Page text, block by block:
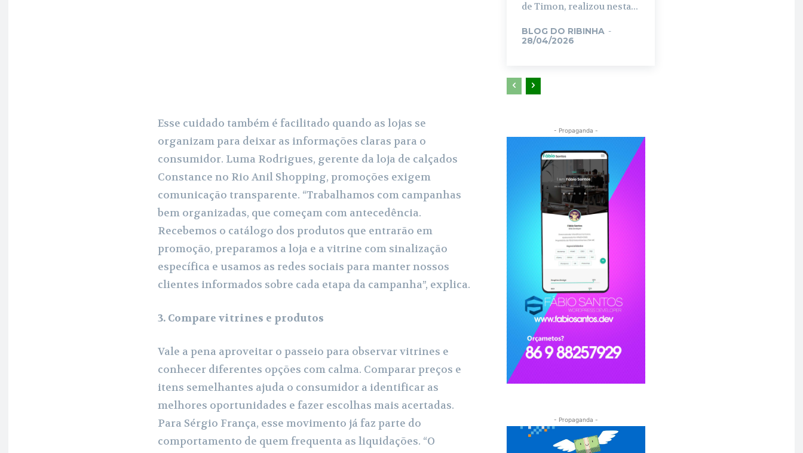
Esse cuidado também é facilitado quando as lojas se
organizam para deixar as informações claras para o
consumidor. Luma Rodrigues, gerente da loja de calçados
Constance no Rio Anil Shopping, promoções exigem
comunicação transparente. “Trabalhamos com campanhas
bem organizadas, que começam com antecedência.
Recebemos o catálogo dos produtos que entrarão em
promoção, preparamos a loja e a vitrine com sinalização
específica e usamos as redes sociais para manter nossos
clientes informados sobre cada etapa da campanha”, explica.
3. Compare vitrines e produtos
Vale a pena aproveitar o passeio para observar vitrines e
conhecer diferentes opções com calma. Comparar preços e
itens semelhantes ajuda o consumidor a identificar as
melhores oportunidades e fazer escolhas mais acertadas.
Para Sérgio França, esse movimento já faz parte do
comportamento de quem frequenta as liquidações. “O
de Timon, realizou nesta...
BLOG DO RIBINHA -
28/04/2026
- Propaganda -
- Propaganda -